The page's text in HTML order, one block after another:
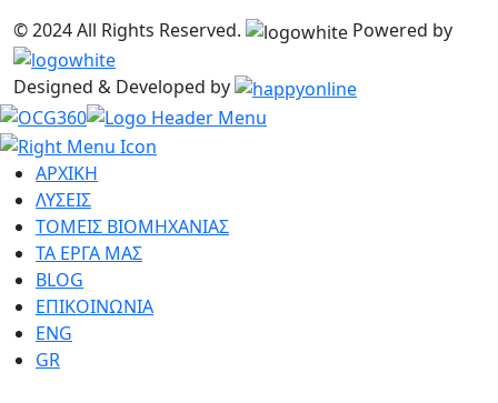
© 2024 All Rights Reserved.
Powered by
Designed & Developed by
ΑΡΧΙΚΗ
ΛΥΣΕΙΣ
ΤΟΜΕΙΣ ΒΙΟΜΗΧΑΝΙΑΣ
ΤΑ ΕΡΓΑ ΜΑΣ
BLOG
ΕΠΙΚΟΙΝΩΝΙΑ
ENG
GR